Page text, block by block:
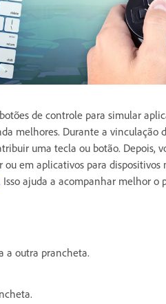
de controle para simular
melhores. Durante a vinculação
uma tecla ou botão. Depois,
em aplicativos para dispositivos
Isso ajuda a acompanhar melhor o
a outra prancheta.